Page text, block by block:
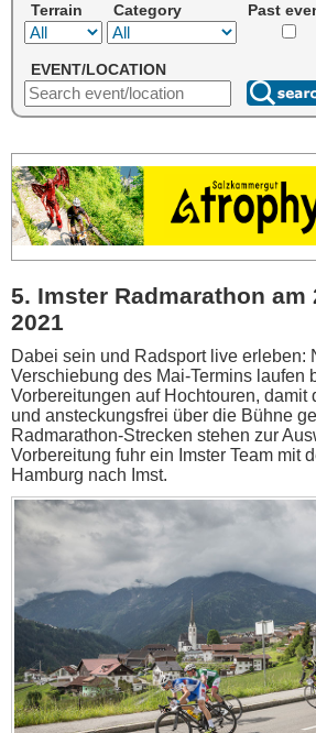
Terrain Category Past
EVENT/LOCATION
5. Imster Radmarathon am
2021
Dabei sein und Radsport live erleben:
Verschiebung des Mai-Termins laufen
Vorbereitungen auf Hochtouren, damit
und ansteckungsfrei über die Bühne
Radmarathon-Strecken stehen zur
Vorbereitung fuhr ein Imster Team mit
Hamburg nach Imst.